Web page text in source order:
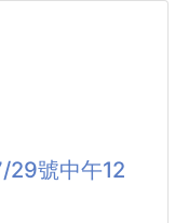
✨
茅植萃調性，輕
29號中午12